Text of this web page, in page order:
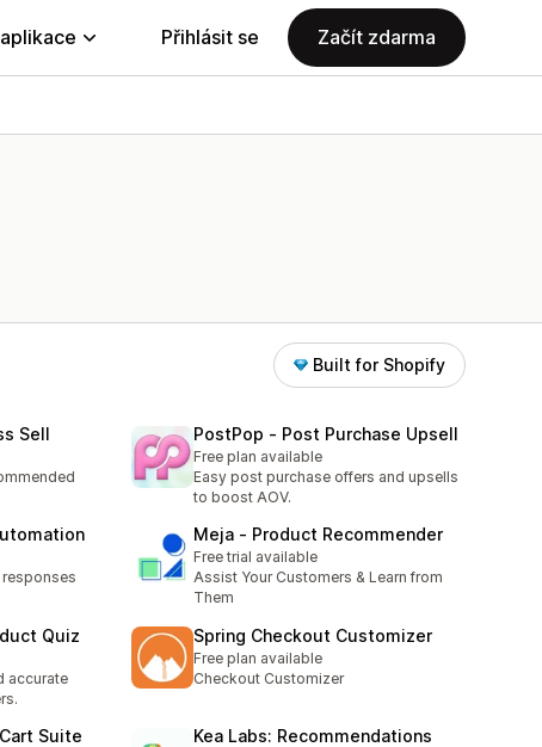
Přihlásit se Začít zdarma
Built for Shopify
Sell PostPop ‑ Post Purchase Upsell
Free plan available
Easy post purchase offers and upsells
to boost AOV.
Meja ‑ Product Recommender
Free trial available
Assist Your Customers & Learn from
Them
Quiz
accurate
Spring Checkout Customizer
Free plan available
Checkout Customizer
Suite Kea Labs: Recommendations